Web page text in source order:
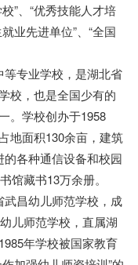
”、“优秀技能人才培
业先进单位”、“全国
专业学校，是湖北省
校，也是全国少有的
。学校创办于1958
地面积130余亩，建筑
各种通信设备和校园
馆藏书13万余册。
昌幼儿师范学校，成
儿师范学校，直属湖
年学校被国家教育